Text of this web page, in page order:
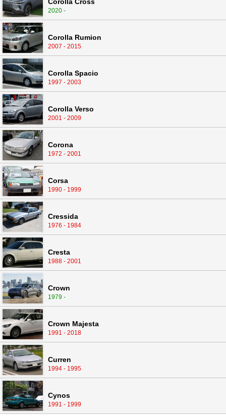
Corolla Cross
2020 -
Corolla Rumion
2007 - 2015
Corolla Spacio
1997 - 2003
Corolla Verso
2001 - 2009
Corona
1972 - 2001
Corsa
1990 - 1999
Cressida
1976 - 1984
Cresta
1988 - 2001
Crown
1979 -
Crown Majesta
1991 - 2018
Curren
1994 - 1995
Cynos
1991 - 1999